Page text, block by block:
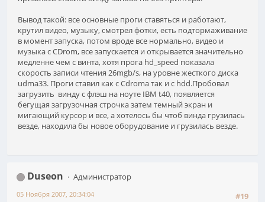
Вывод такой: все основные проги ставяться и работают,
крутил видео, музыку, смотрел фотки, есть подтормаживание
в момент запуска, потом вроде все нормально, видео и
музыка с CDrom, все запускается и открывается значительно
медленне чем с винта, хотя прога hd_speed показала
скорость записи чтения 26mgb/s, на уровне жесткого диска
udma33. Проги ставил как с Cdroma так и с hdd.Пробовал
загрузить винду с флэш на ноуте IBM t40, появляется
бегущая загрузочная строчка затем темный экран и
мигающий курсор и все, а хотелось бы чтоб винда грузилась
везде, находила бы новое оборудование и грузилась везде.
Duseon
Администратор
#19
05 Ноября 2007, 20:34:04